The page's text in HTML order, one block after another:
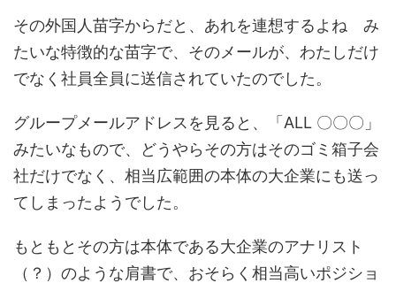
その外国人苗字からだと、あれを連想するよね み
たいな特徴的な苗字で、そのメールが、わたしだけ
でなく社員全員に送信されていたのでした。
グループメールアドレスを見ると、「ALL 〇〇〇」
みたいなもので、どうやらその方はそのゴミ箱子会
社だけでなく、相当広範囲の本体の大企業にも送っ
てしまったようでした。
もともとその方は本体である大企業のアナリスト
（？）のような肩書で、おそらく相当高いポジショ